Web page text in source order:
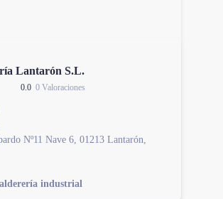
Lantarón S.L.
0.0 0 Valoraciones
Nº11 Nave 6, 01213 Lantarón,
industrial